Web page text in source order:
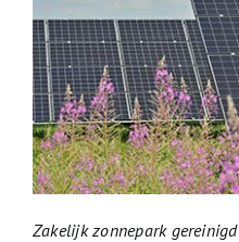
Zakelijk zonnepark gereinigd